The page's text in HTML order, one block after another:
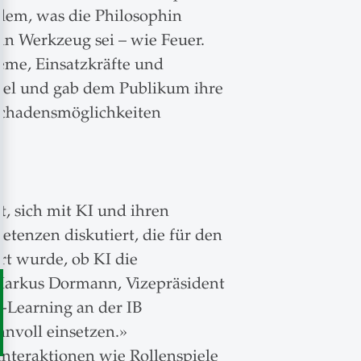
was die Philosophin
Werkzeug sei – wie Feuer.
Einsatzkräfte und
und gab dem Publikum ihre
sich mit KI und ihren
diskutiert, die für den
wurde, ob KI die
Dormann, Vizepräsident
Learning an der IB
einsetzen.»
wie Rollenspiele